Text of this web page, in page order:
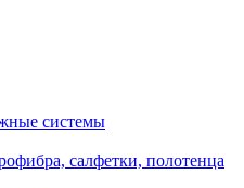
системы
салфетки, полотенца